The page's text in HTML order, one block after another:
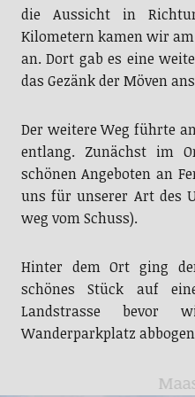
die Aussicht in
Kilometern kamen wir
an. Dort gab es eine
das Gezänk der Möven
Der weitere Weg führte
entlang. Zunächst im
schönen Angeboten an
uns für unserer Art des
weg vom Schuss).
Hinter dem Ort ging
schönes Stück auf
Landstrasse
Wanderparkplatz